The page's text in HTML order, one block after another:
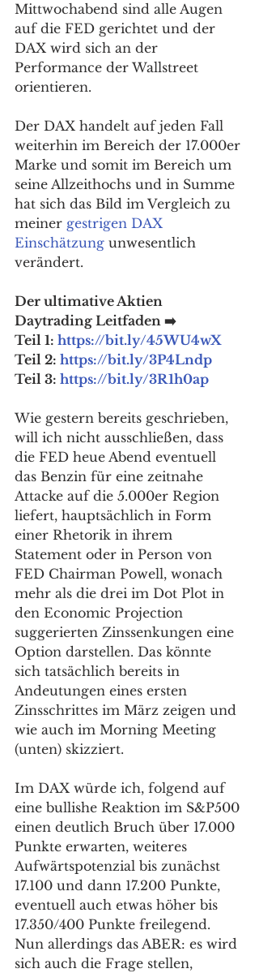
Mittwochabend sind alle Augen
auf die FED gerichtet und der
DAX wird sich an der
Performance der Wallstreet
orientieren.
Der DAX handelt auf jeden Fall
weiterhin im Bereich der 17.000er
Marke und somit im Bereich um
seine Allzeithochs und in Summe
hat sich das Bild im Vergleich zu
meiner gestrigen DAX
Einschätzung unwesentlich
verändert.
Der ultimative Aktien
Daytrading Leitfaden ➡️
Teil 1: https://bit.ly/45WU4wX
Teil 2: https://bit.ly/3P4Lndp
Teil 3: https://bit.ly/3R1h0ap
Wie gestern bereits geschrieben,
will ich nicht ausschließen, dass
die FED heue Abend eventuell
das Benzin für eine zeitnahe
Attacke auf die 5.000er Region
liefert, hauptsächlich in Form
einer Rhetorik in ihrem
Statement oder in Person von
FED Chairman Powell, wonach
mehr als die drei im Dot Plot in
den Economic Projection
suggerierten Zinssenkungen eine
Option darstellen. Das könnte
sich tatsächlich bereits in
Andeutungen eines ersten
Zinsschrittes im März zeigen und
wie auch im Morning Meeting
(unten) skizziert.
Im DAX würde ich, folgend auf
eine bullishe Reaktion im S&P500
einen deutlich Bruch über 17.000
Punkte erwarten, weiteres
Aufwärtspotenzial bis zunächst
17.100 und dann 17.200 Punkte,
eventuell auch etwas höher bis
17.350/400 Punkte freilegend.
Nun allerdings das ABER: es wird
sich auch die Frage stellen,